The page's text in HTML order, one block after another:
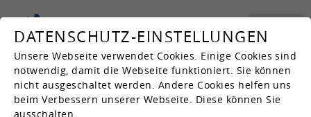
Kar­rie­re
Suche
Wohnen und Leben
DATENSCHUTZ-EINSTELLUNGEN
Unsere Webseite verwendet Cookies. Einige Cookies sind
notwendig, damit die Webseite funktioniert. Sie können
nicht ausgeschaltet werden. Andere Cookies helfen uns
beim Verbessern unserer Webseite. Diese können Sie
ausschalten.